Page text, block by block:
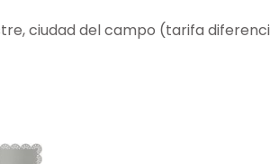
ciudad del campo (tarifa